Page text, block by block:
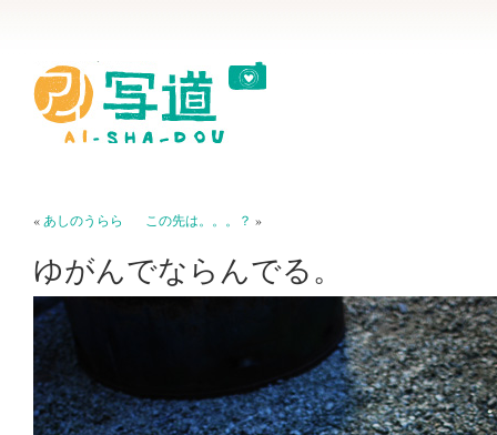
« あしのうらら この先は。。。？ »
ゆがんでならんでる。